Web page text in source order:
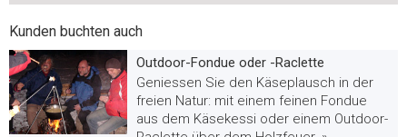
Kunden buchten auch
Outdoor-Fondue oder -Raclette
Geniessen Sie den Käseplausch in der
freien Natur: mit einem feinen Fondue
aus dem Käsekessi oder einem Outdoor-